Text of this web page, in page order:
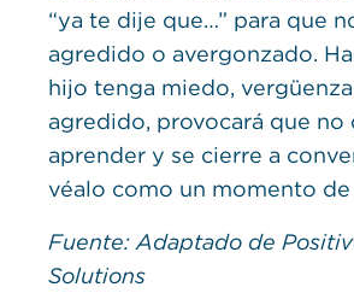
“ya te dije que…” para que
agredido o avergonzado.
hijo tenga miedo,
agredido, provocará que no
aprender y se cierre a
véalo como un momento
Fuente: Adaptado de
Solutions